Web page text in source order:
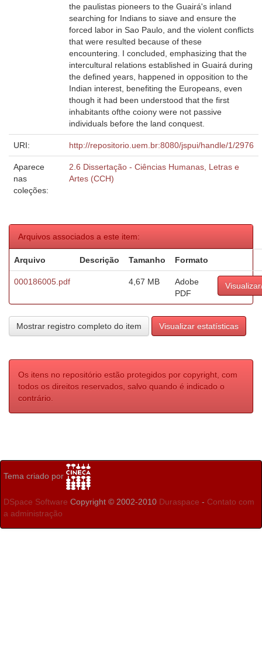
the paulistas pioneers to the Guairá's inland
searching for Indians to siave and ensure the
forced labor in Sao Paulo, and the violent conflicts
that were resulted because of these
encountering. I concluded, emphasizing that the
intercultural relations established in Guairá during
the defined years, happened in opposition to the
Indian interest, benefiting the Europeans, even
though it had been understood that the first
inhabitants ofthe coiony were not passive
individuals before the land conquest.
URI: http://repositorio.uem.br:8080/jspui/handle/1/2976
Aparece
nas
coleções:
2.6 Dissertação - Ciências Humanas, Letras e
Artes (CCH)
Arquivos associados a este item:
Arquivo Descrição Tamanho Formato
000186005.pdf 4,67 MB
Adobe
PDF
Mostrar registro completo do item Visualizar estatísticas
Os itens no repositório estão protegidos por copyright, com
todos os direitos reservados, salvo quando é indicado o
contrário.
Tema criado por
DSpace Software Copyright © 2002-2010 Duraspace - Contato com
a administração